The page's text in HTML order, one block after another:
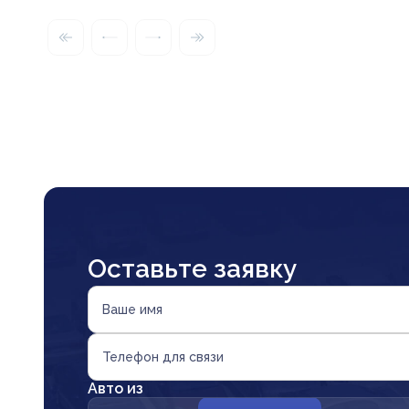
Оставьте заявку
Ваше имя
Телефон для связи
Авто из